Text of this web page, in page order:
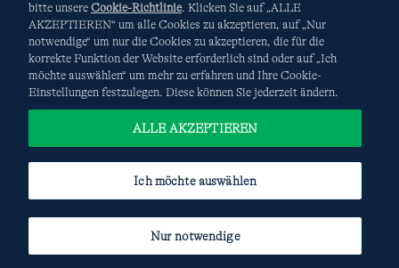
Internationale Websites
Diese Website ist durch reCAPTCHA geschützt. Es gelten die
DatenschutzerklärungundNutzungsbedingungen
Google.
bitte unsere Cookie-Richtlinie. Klicken Sie auf „ALLE
AKZEPTIEREN“ um alle Cookies zu akzeptieren, auf „Nur
notwendige“ um nur die Cookies zu akzeptieren, die für die
korrekte Funktion der Website erforderlich sind oder auf „Ich
möchte auswählen“ um mehr zu erfahren und Ihre Cookie-
Einstellungen festzulegen. Diese können Sie jederzeit ändern.
Ich möchte auswählen
Nur notwendige
ALLE AKZEPTIEREN